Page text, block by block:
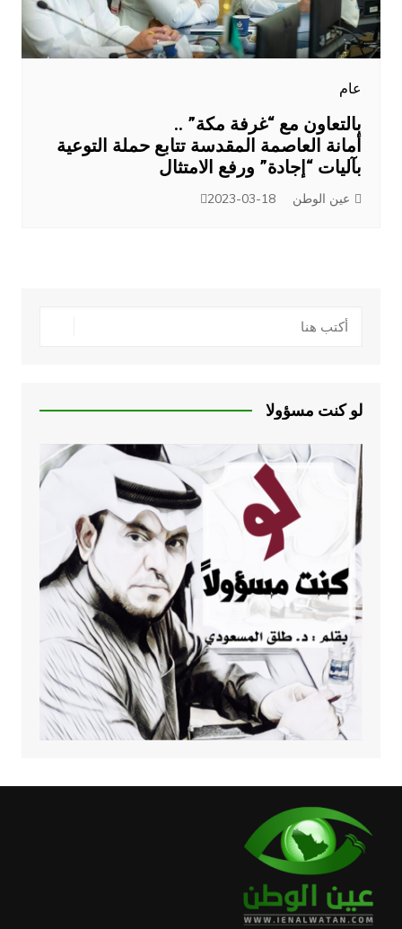
عام
بالتعاون مع “غرفة مكة” ..
أمانة العاصمة المقدسة تتابع حملة التوعية
بآليات “إجادة” ورفع الامتثال
عين الوطن 2023-03-18
لو كنت مسؤولا